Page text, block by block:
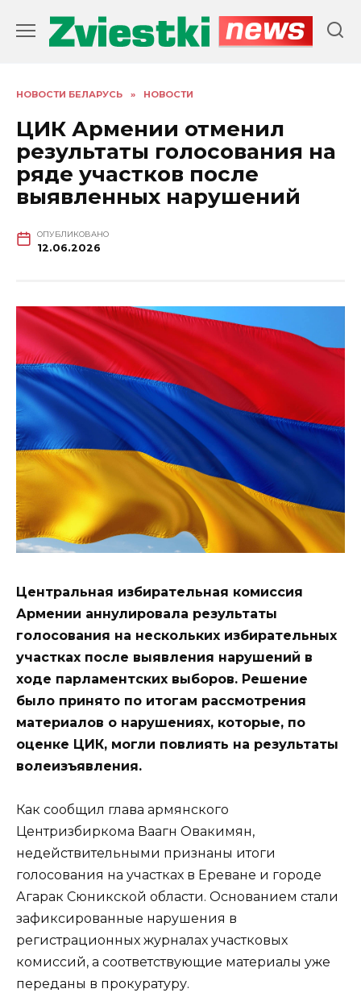
содержанию
НОВОСТИ БЕЛАРУСЬ » НОВОСТИ
ЦИК Армении отменил
результаты голосования на
ряде участков после
выявленных нарушений
ОПУБЛИКОВАНО
12.06.2026
Центральная избирательная комиссия
Армении аннулировала результаты
голосования на нескольких избирательных
участках после выявления нарушений в
ходе парламентских выборов. Решение
было принято по итогам рассмотрения
материалов о нарушениях, которые, по
оценке ЦИК, могли повлиять на результаты
волеизъявления.
Как сообщил глава армянского
Центризбиркома Ваагн Овакимян,
недействительными признаны итоги
голосования на участках в Ереване и городе
Агарак Сюникской области. Основанием стали
зафиксированные нарушения в
регистрационных журналах участковых
комиссий, а соответствующие материалы уже
переданы в прокуратуру.